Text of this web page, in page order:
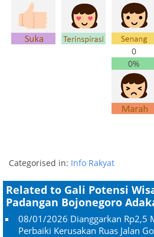
0
0%
Categorised in: Info Rakyat
Related to Gali Potensi
Padangan Bojonegoro
08/01/2026 Dianggarkan Rp2,5
Perbaiki Kerusakan Ruas Jalan